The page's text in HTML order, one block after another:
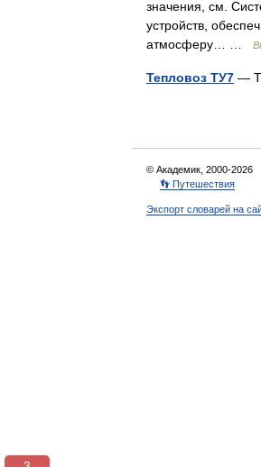
значения, см.
устройств,
атмосферу… …
Тепловоз ТУ7 —
© Академик, 2000-2026
👣 Путешествия
Экспорт словарей на